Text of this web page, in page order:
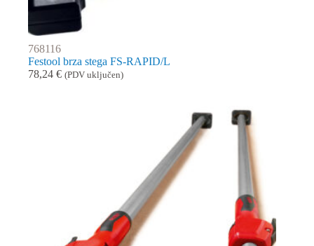
768116
Festool brza stega FS-RAPID/L
78,24 € (PDV uključen)